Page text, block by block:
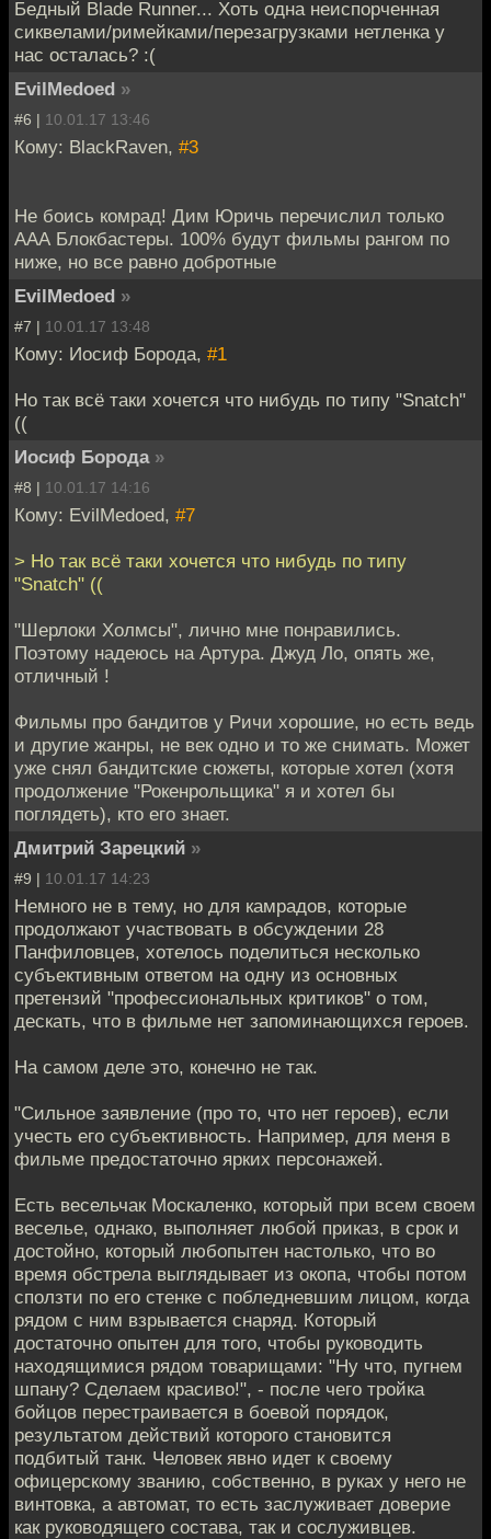
Бедный Blade Runner... Хоть одна неиспорченная
сиквелами/римейками/перезагрузками нетленка у
нас осталась? :(
EvilMedoed »
#6 | 10.01.17 13:46
Кому: BlackRaven, #3
Не боись комрад! Дим Юричь перечислил только
ААА Блокбастеры. 100% будут фильмы рангом по
ниже, но все равно добротные
EvilMedoed »
#7 | 10.01.17 13:48
Кому: Иосиф Борода, #1
Но так всё таки хочется что нибудь по типу "Snatch"
((
Иосиф Борода »
#8 | 10.01.17 14:16
Кому: EvilMedoed, #7
> Но так всё таки хочется что нибудь по типу
"Snatch" ((
"Шерлоки Холмсы", лично мне понравились.
Поэтому надеюсь на Артура. Джуд Ло, опять же,
отличный !
Фильмы про бандитов у Ричи хорошие, но есть ведь
и другие жанры, не век одно и то же снимать. Может
уже снял бандитские сюжеты, которые хотел (хотя
продолжение "Рокенрольщика" я и хотел бы
поглядеть), кто его знает.
Дмитрий Зарецкий »
#9 | 10.01.17 14:23
Немного не в тему, но для камрадов, которые
продолжают участвовать в обсуждении 28
Панфиловцев, хотелось поделиться несколько
субъективным ответом на одну из основных
претензий "профессиональных критиков" о том,
дескать, что в фильме нет запоминающихся героев.
На самом деле это, конечно не так.
"Сильное заявление (про то, что нет героев), если
учесть его субъективность. Например, для меня в
фильме предостаточно ярких персонажей.
Есть весельчак Москаленко, который при всем своем
веселье, однако, выполняет любой приказ, в срок и
достойно, который любопытен настолько, что во
время обстрела выглядывает из окопа, чтобы потом
сползти по его стенке с побледневшим лицом, когда
рядом с ним взрывается снаряд. Который
достаточно опытен для того, чтобы руководить
находящимися рядом товарищами: "Ну что, пугнем
шпану? Сделаем красиво!", - после чего тройка
бойцов перестраивается в боевой порядок,
результатом действий которого становится
подбитый танк. Человек явно идет к своему
офицерскому званию, собственно, в руках у него не
винтовка, а автомат, то есть заслуживает доверие
как руководящего состава, так и сослуживцев.